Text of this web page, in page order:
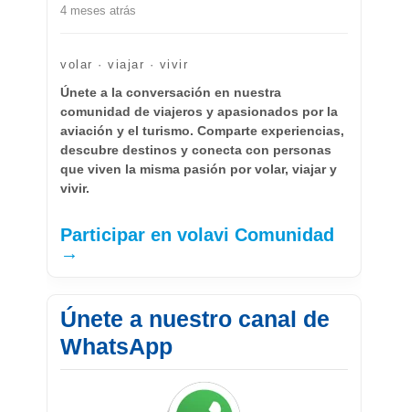
4 meses atrás
volar · viajar · vivir
Únete a la conversación en nuestra
comunidad de viajeros y apasionados por la
aviación y el turismo. Comparte experiencias,
descubre destinos y conecta con personas
que viven la misma pasión por volar, viajar y
vivir.
Participar en volavi Comunidad
→
Únete a nuestro canal de
WhatsApp